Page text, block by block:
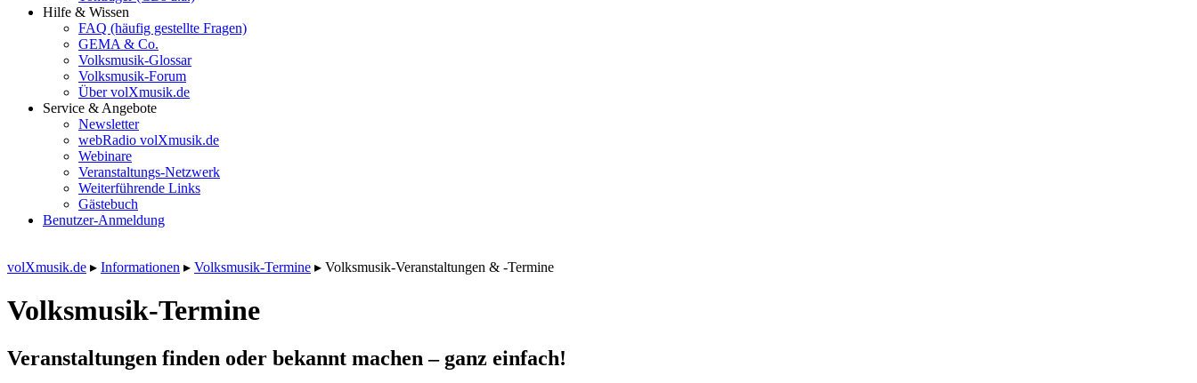
Hilfe & Wissen
FAQ (häufig gestellte Fragen)
GEMA & Co.
Volksmusik-Glossar
Volksmusik-Forum
Über volXmusik.de
Service & Angebote
Newsletter
webRadio volXmusik.de
Webinare
Veranstaltungs-Netzwerk
Weiterführende Links
Gästebuch
Benutzer-Anmeldung
volXmusik.de ▸ Informationen ▸ Volksmusik-Termine ▸ Volksmusik-Veranstaltungen & -Termine
Volksmusik-Termine
Veranstaltungen finden oder bekannt machen – ganz einfach!